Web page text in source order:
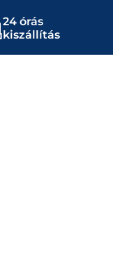
24 órás
kiszállítás